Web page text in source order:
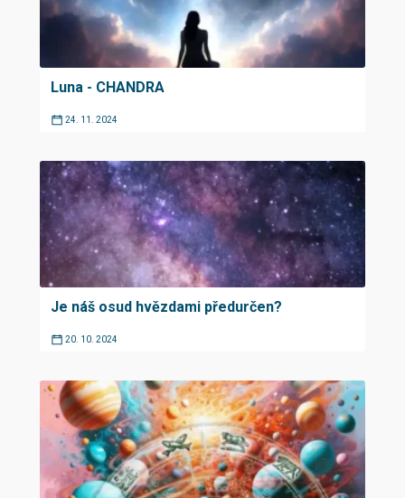
Luna - CHANDRA
24. 11. 2024
Je náš osud hvězdami předurčen?
20. 10. 2024